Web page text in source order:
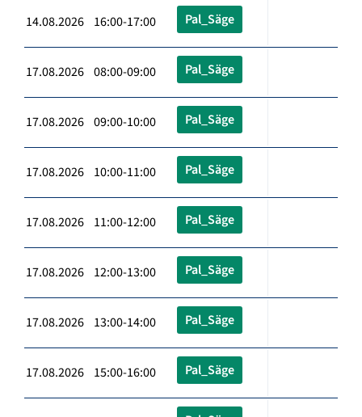
14.08.2026 16:00-17:00 Pal_Säge
17.08.2026 08:00-09:00 Pal_Säge
17.08.2026 09:00-10:00 Pal_Säge
17.08.2026 10:00-11:00 Pal_Säge
17.08.2026 11:00-12:00 Pal_Säge
17.08.2026 12:00-13:00 Pal_Säge
17.08.2026 13:00-14:00 Pal_Säge
17.08.2026 15:00-16:00 Pal_Säge